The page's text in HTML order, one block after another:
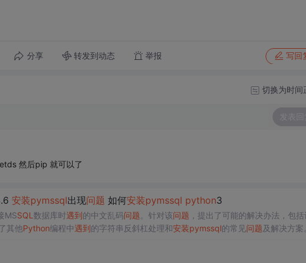
分享 转发到动态 举报 写回
切换为时间
发表回
然后pip 就可以了
安装pymssql出现问题 如何安装pymssql python3
MSSQL 数据库时遇到的中文乱码问题 。针对该问题 ，提出了可能的解决办法，包
其他Python编程中遇到的字符串反斜杠处理和安装pymssql的常见问题及解决方案。